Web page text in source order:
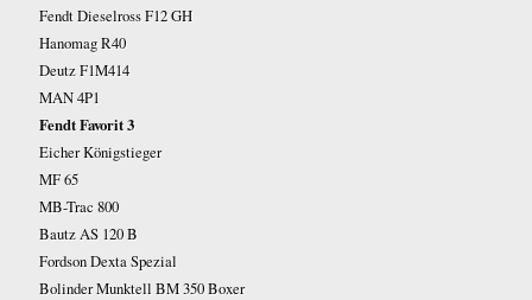
Fendt Dieselross F12 GH
Hanomag R40
Deutz F1M414
MAN 4P1
Fendt Favorit 3
Eicher Königstieger
MF 65
MB-Trac 800
Bautz AS 120 B
Fordson Dexta Spezial
Bolinder Munktell BM 350 Boxer